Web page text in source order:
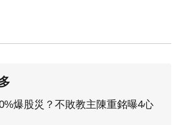
爆股災？不敗教主陳重銘曝4心